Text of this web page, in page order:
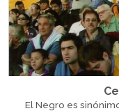
El Negro es